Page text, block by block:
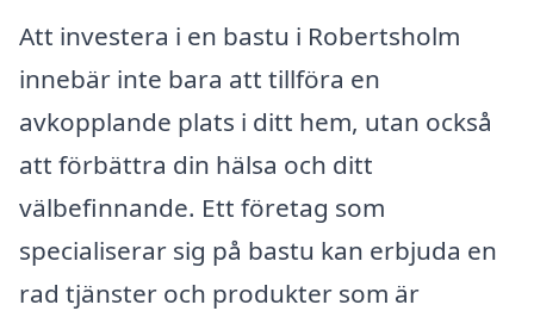
Att investera i en bastu i Robertsholm
innebär inte bara att tillföra en
avkopplande plats i ditt hem, utan också
att förbättra din hälsa och ditt
välbefinnande. Ett företag som
specialiserar sig på bastu kan erbjuda en
rad tjänster och produkter som är